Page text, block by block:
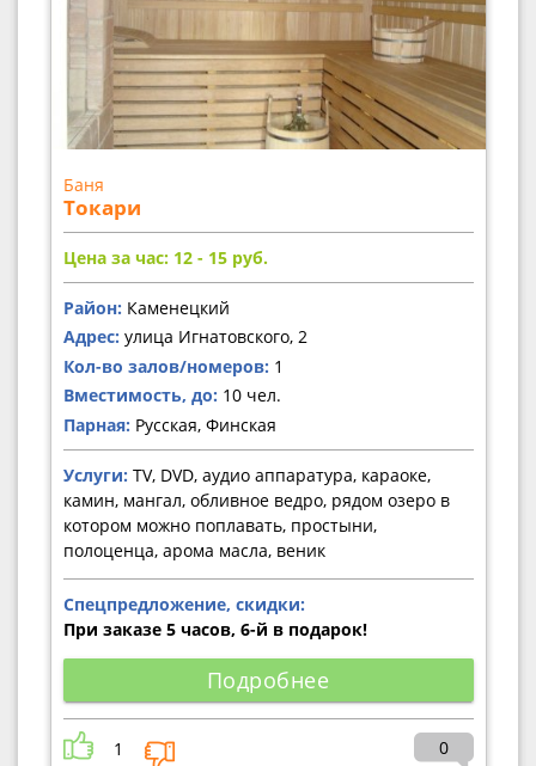
Баня
Токари
Цена за час: 12 - 15 руб.
Район: Каменецкий
Адрес: улица Игнатовского, 2
Кол-во залов/номеров: 1
Вместимость, до: 10 чел.
Парная: Русская, Финская
Услуги: TV, DVD, аудио аппаратура, караоке,
камин, мангал, обливное ведро, рядом озеро в
котором можно поплавать, простыни,
полоценца, арома масла, веник
Спецпредложение, скидки:
При заказе 5 часов, 6-й в подарок!
Подробнее
1 0